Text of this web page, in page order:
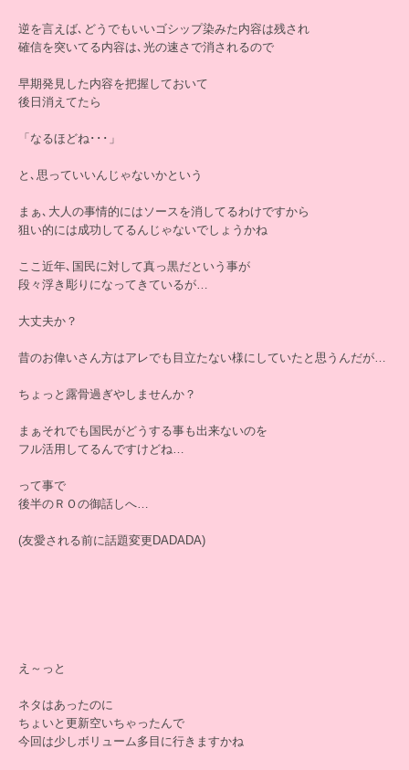
逆を言えば､どうでもいいゴシップ染みた内容は残され
確信を突いてる内容は､光の速さで消されるので
早期発見した内容を把握しておいて
後日消えてたら
「なるほどね･･･」
と､思っていいんじゃないかという
まぁ､大人の事情的にはソースを消してるわけですから
狙い的には成功してるんじゃないでしょうかね
ここ近年､国民に対して真っ黒だという事が
段々浮き彫りになってきているが…
大丈夫か？
昔のお偉いさん方はアレでも目立たない様にしていたと思うんだが…
ちょっと露骨過ぎやしませんか？
まぁそれでも国民がどうする事も出来ないのを
フル活用してるんですけどね…
って事で
後半のＲＯの御話しへ…
(友愛される前に話題変更DADADA)
え～っと
ネタはあったのに
ちょいと更新空いちゃったんで
今回は少しボリューム多目に行きますかね